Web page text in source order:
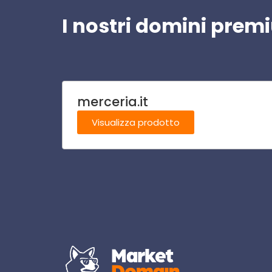
I nostri domini
merceria.it
Visualizza prodotto